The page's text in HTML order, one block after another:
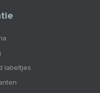
labeltjes